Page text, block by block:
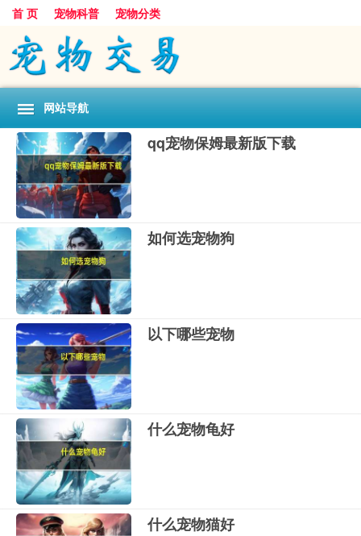
首 页 宠物科普 宠物分类
网站导航
qq宠物保姆最新版下载
如何选宠物狗
以下哪些宠物
什么宠物龟好
什么宠物猫好